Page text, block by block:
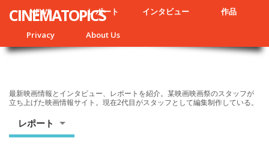
NEWS レポート インタビュー 作品
Privacy About Us
CINEMATOPICS
最新映画情報とインタビュー、レポートを紹介。某映画映画祭のスタッフが
立ち上げた映画情報サイト。現在2代目がスタッフとして編集制作している。
レポート